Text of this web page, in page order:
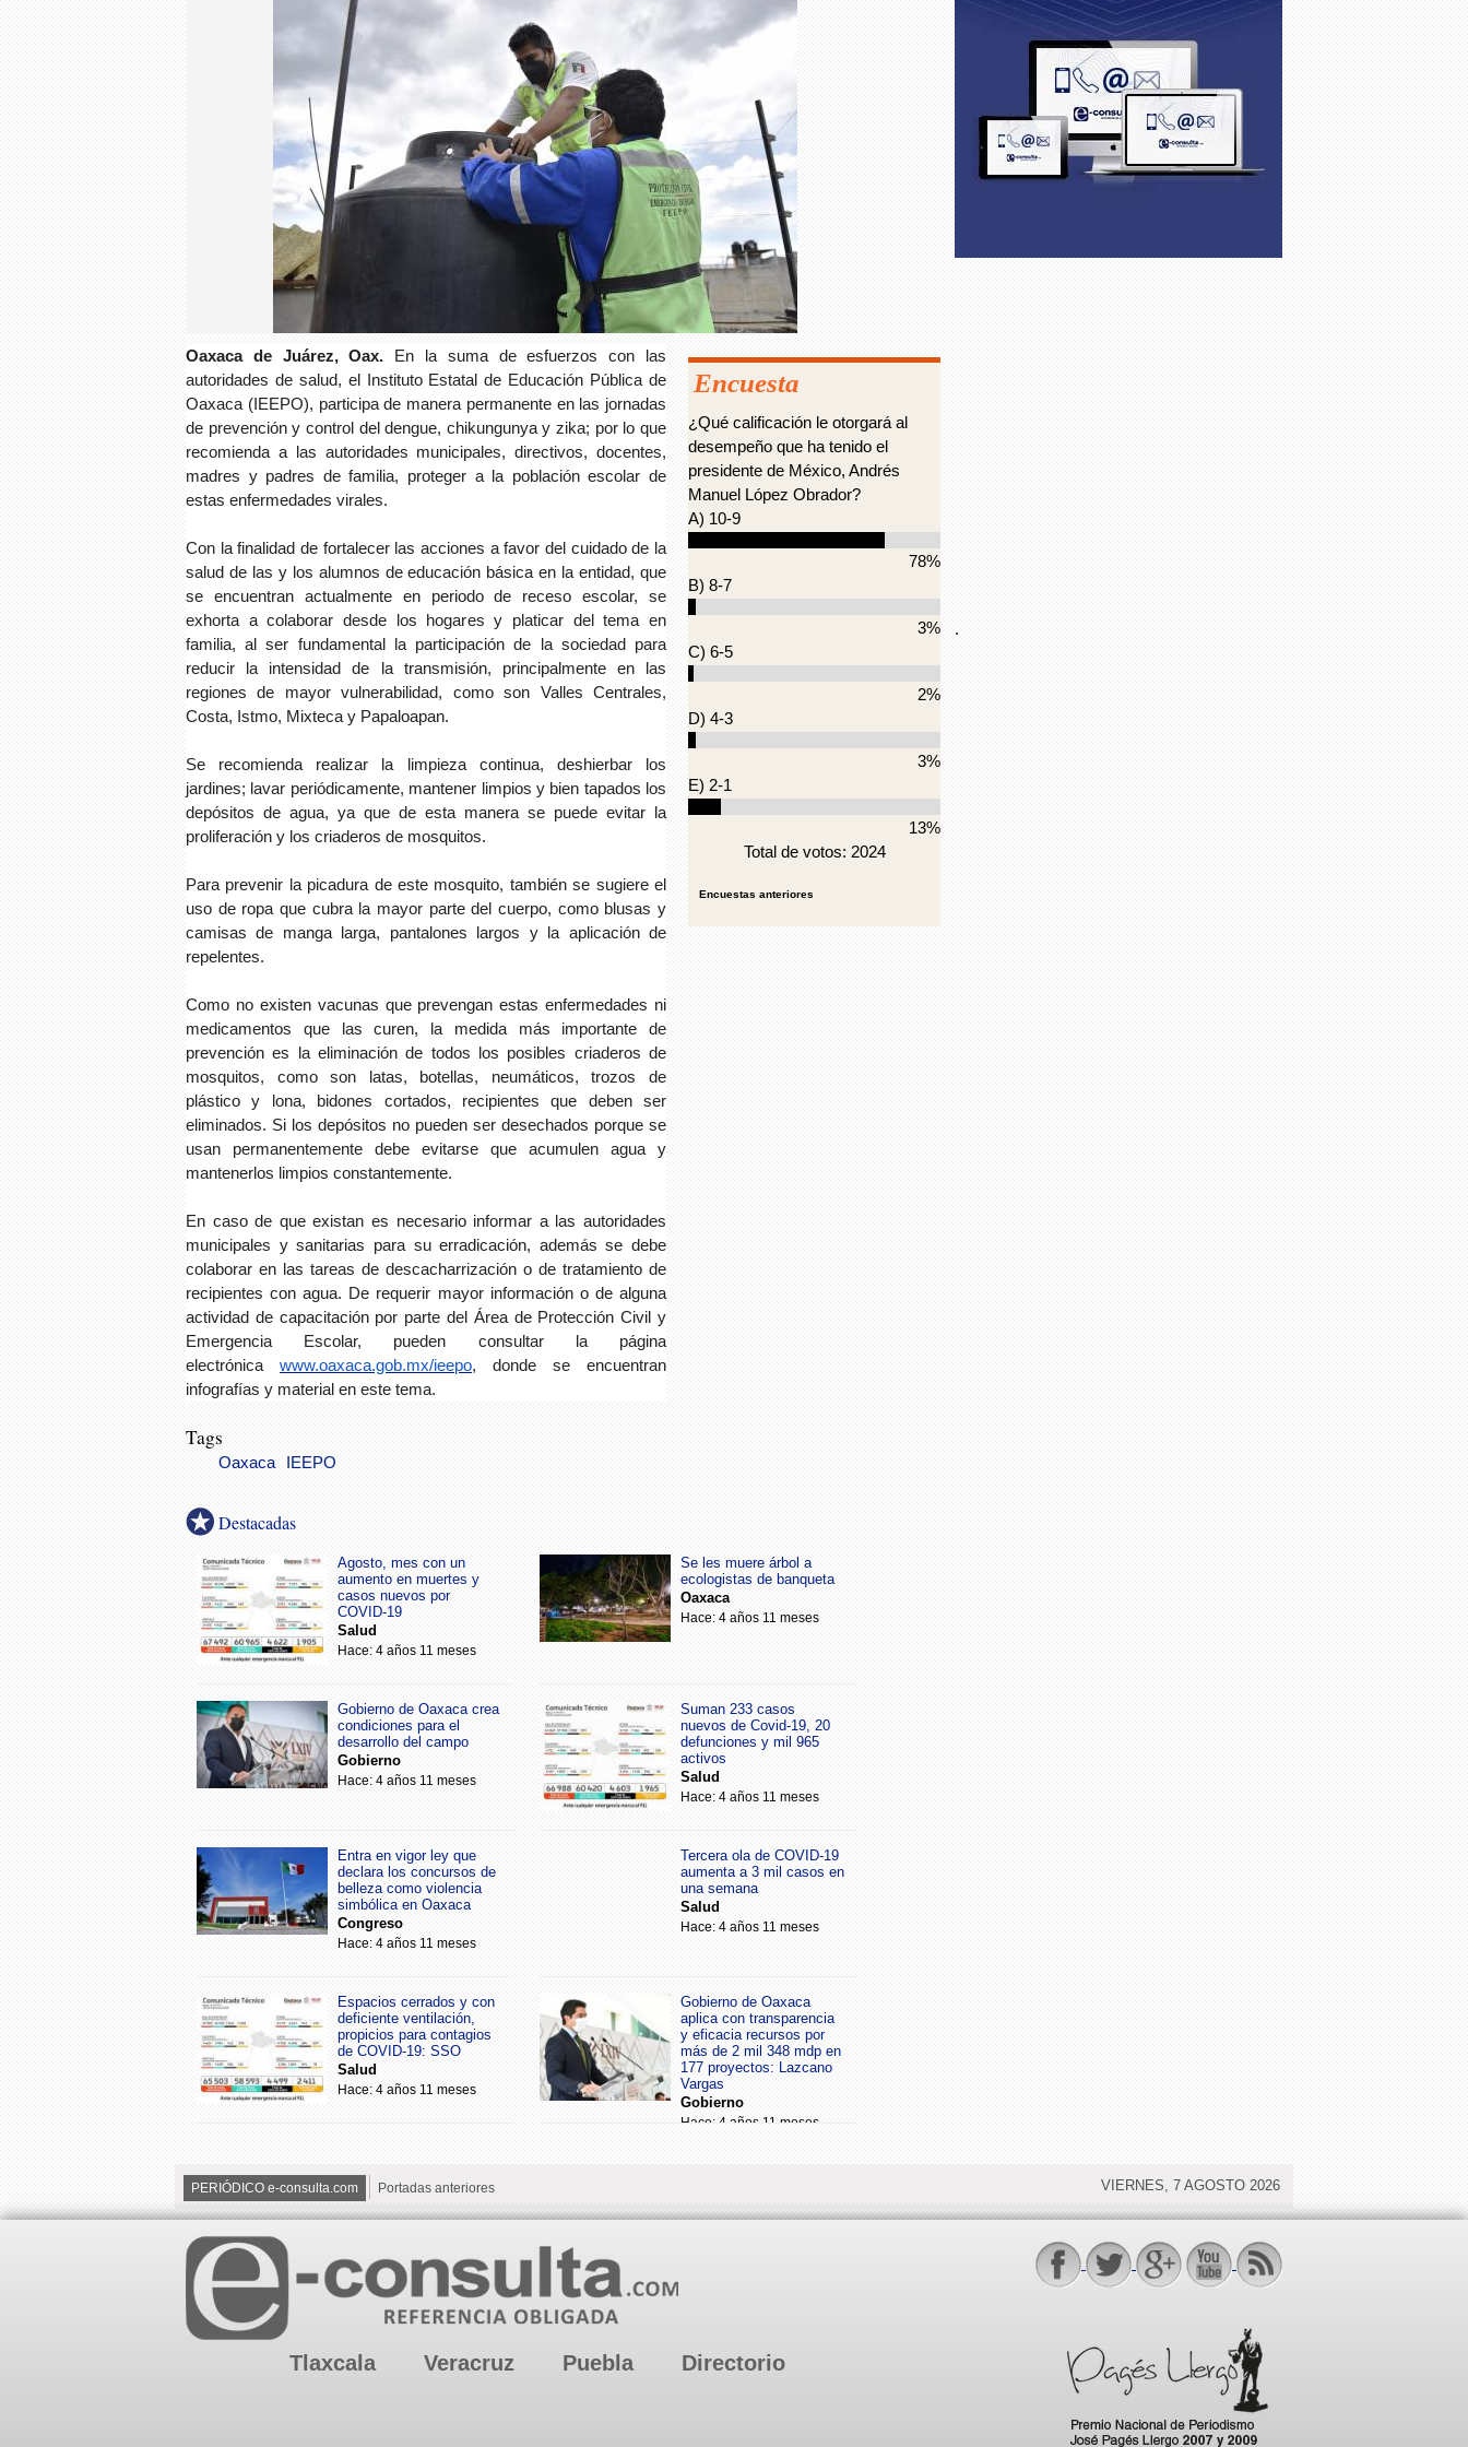
Oaxaca de Juárez, Oax. En la suma de esfuerzos con las
autoridades de salud, el Instituto Estatal de Educación Pública de
Oaxaca (IEEPO), participa de manera permanente en las jornadas
de prevención y control del dengue, chikungunya y zika; por lo que
recomienda a las autoridades municipales, directivos, docentes,
madres y padres de familia, proteger a la población escolar de
estas enfermedades virales.
Con la finalidad de fortalecer las acciones a favor del cuidado de la
salud de las y los alumnos de educación básica en la entidad, que
se encuentran actualmente en periodo de receso escolar, se
exhorta a colaborar desde los hogares y platicar del tema en
familia, al ser fundamental la participación de la sociedad para
reducir la intensidad de la transmisión, principalmente en las
regiones de mayor vulnerabilidad, como son Valles Centrales,
Costa, Istmo, Mixteca y Papaloapan.
Se recomienda realizar la limpieza continua, deshierbar los
jardines; lavar periódicamente, mantener limpios y bien tapados los
depósitos de agua, ya que de esta manera se puede evitar la
proliferación y los criaderos de mosquitos.
Para prevenir la picadura de este mosquito, también se sugiere el
uso de ropa que cubra la mayor parte del cuerpo, como blusas y
camisas de manga larga, pantalones largos y la aplicación de
repelentes.
Como no existen vacunas que prevengan estas enfermedades ni
medicamentos que las curen, la medida más importante de
prevención es la eliminación de todos los posibles criaderos de
mosquitos, como son latas, botellas, neumáticos, trozos de
plástico y lona, bidones cortados, recipientes que deben ser
eliminados. Si los depósitos no pueden ser desechados porque se
usan permanentemente debe evitarse que acumulen agua y
mantenerlos limpios constantemente.
En caso de que existan es necesario informar a las autoridades
municipales y sanitarias para su erradicación, además se debe
colaborar en las tareas de descacharrización o de tratamiento de
recipientes con agua. De requerir mayor información o de alguna
actividad de capacitación por parte del Área de Protección Civil y
Emergencia Escolar, pueden consultar la página
electrónica www.oaxaca.gob.mx/ieepo, donde se encuentran
infografías y material en este tema.
Encuesta
¿Qué calificación le otorgará al
desempeño que ha tenido el
presidente de México, Andrés
Manuel López Obrador?
A) 10-9
78%
B) 8-7
3%
C) 6-5
2%
D) 4-3
3%
E) 2-1
13%
Total de votos: 2024
Encuestas anteriores
Tags
Oaxaca IEEPO
Destacadas
Agosto, mes con un
aumento en muertes y
casos nuevos por
COVID-19
Salud
Hace: 4 años 11 meses
Se les muere árbol a
ecologistas de banqueta
Oaxaca
Hace: 4 años 11 meses
Gobierno de Oaxaca crea
condiciones para el
desarrollo del campo
Gobierno
Hace: 4 años 11 meses
Suman 233 casos
nuevos de Covid-19, 20
defunciones y mil 965
activos
Salud
Hace: 4 años 11 meses
Entra en vigor ley que
declara los concursos de
belleza como violencia
simbólica en Oaxaca
Congreso
Hace: 4 años 11 meses
Tercera ola de COVID-19
aumenta a 3 mil casos en
una semana
Salud
Hace: 4 años 11 meses
Espacios cerrados y con
deficiente ventilación,
propicios para contagios
de COVID-19: SSO
Salud
Hace: 4 años 11 meses
Gobierno de Oaxaca
aplica con transparencia
y eficacia recursos por
más de 2 mil 348 mdp en
177 proyectos: Lazcano
Vargas
Gobierno
Hace: 4 años 11 meses
.
PERIÓDICO e-consulta.com Portadas anteriores VIERNES, 7 AGOSTO 2026
Tlaxcala Veracruz Puebla Directorio